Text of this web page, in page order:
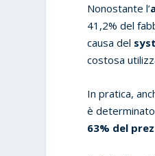
Nonostante l’
41,2% del
causa del
costosa
In pratica,
è
63% del